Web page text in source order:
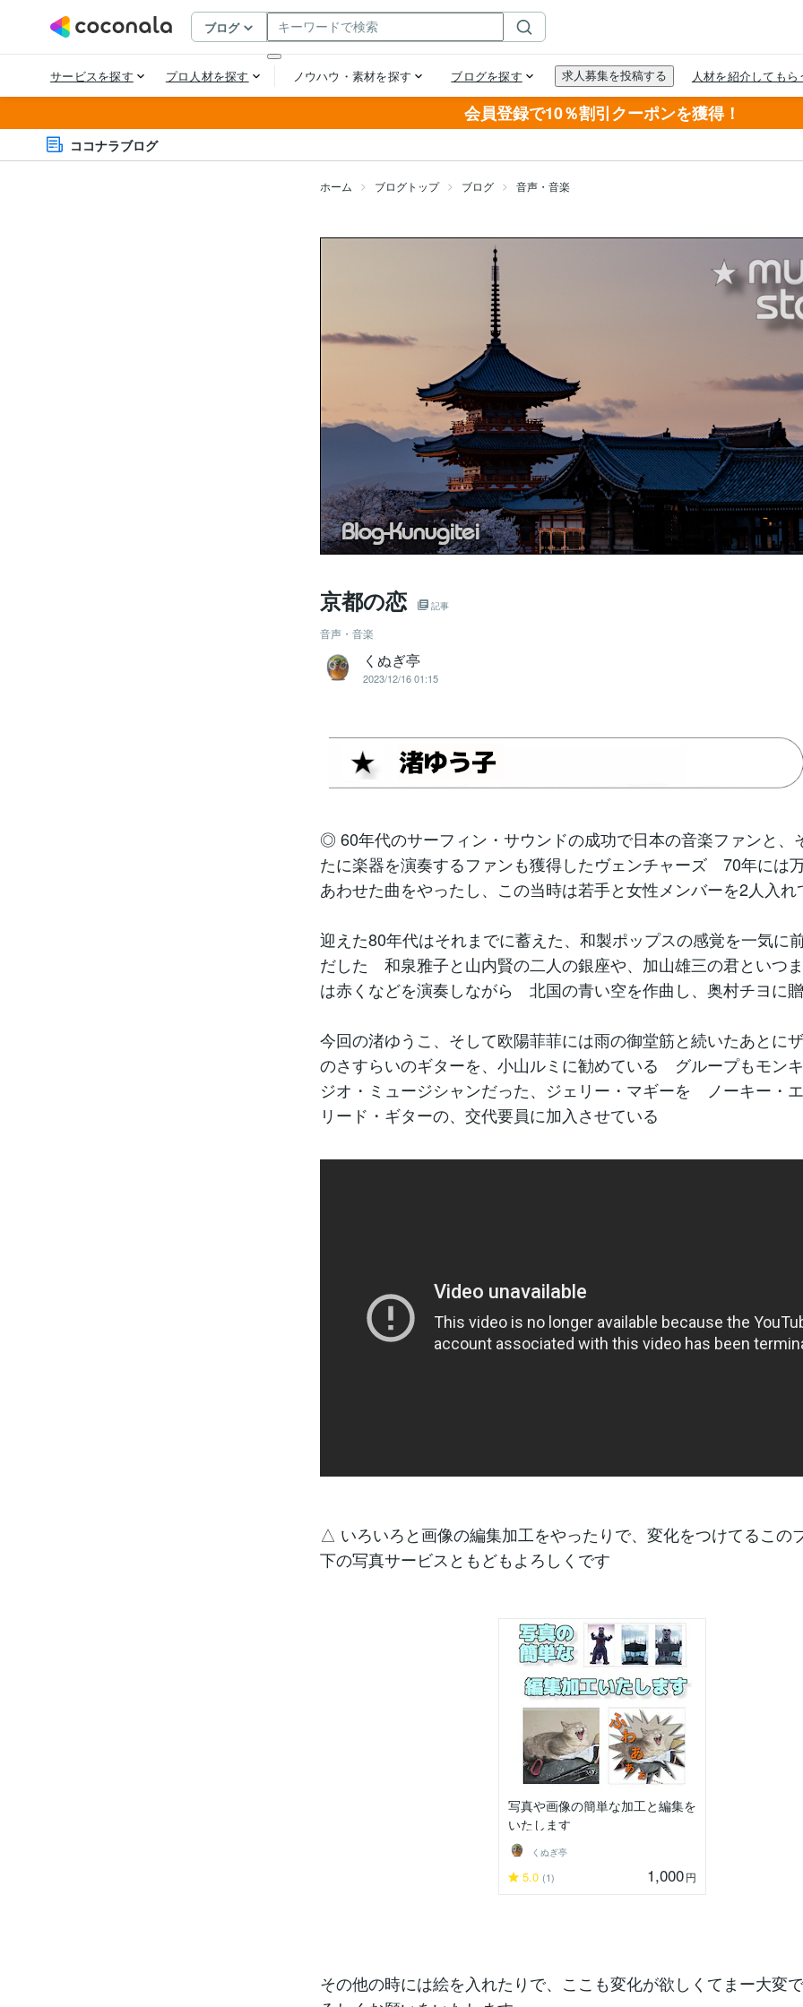
会員登録で10％割引クーポンを獲得！
ココナラブログ
ホーム ブログトップ ブログ 音声・音楽
京都の恋 記事
音声・音楽
くぬぎ亭
2023/12/16 01:15
◎ 60年代のサーフィン・サウンドの成功で日本の音楽ファンと、
たに楽器を演奏するファンも獲得したヴェンチャーズ 70年には
あわせた曲をやったし、この当時は若手と女性メンバーを2人入れ
迎えた80年代はそれまでに蓄えた、和製ポップスの感覚を一気に
だした 和泉雅子と山内賢の二人の銀座や、加山雄三の君といつ
は赤くなどを演奏しながら 北国の青い空を作曲し、奥村チヨに
今回の渚ゆうこ、そして欧陽菲菲には雨の御堂筋と続いたあとに
のさすらいのギターを、小山ルミに勧めている グループもモン
ジオ・ミュージシャンだった、ジェリー・マギーを ノーキー・
リード・ギターの、交代要員に加入させている
△ いろいろと画像の編集加工をやったりで、変化をつけてるこの
下の写真サービスともどもよろしくです
写真や画像の簡単な加工と編集を
いたします
くぬぎ亭
5.0 (1) 1,000円
その他の時には絵を入れたりで、ここも変化が欲しくてまー大変